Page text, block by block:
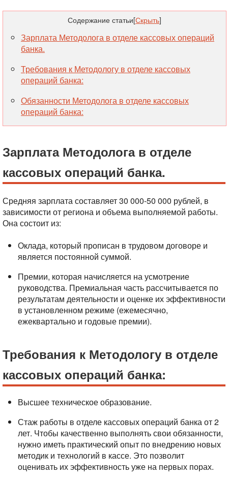
Содержание статьи[Скрыть]
Зарплата Методолога в отделе кассовых операций
банка.
Требования к Методологу в отделе кассовых
операций банка:
Обязанности Методолога в отделе кассовых
операций банка:
Зарплата Методолога в отделе
кассовых операций банка.
Средняя зарплата составляет 30 000-50 000 рублей, в
зависимости от региона и объема выполняемой работы.
Она состоит из:
Оклада, который прописан в трудовом договоре и
является постоянной суммой.
Премии, которая начисляется на усмотрение
руководства. Премиальная часть рассчитывается по
результатам деятельности и оценке их эффективности
в установленном режиме (ежемесячно,
ежеквартально и годовые премии).
Требования к Методологу в отделе
кассовых операций банка:
Высшее техническое образование.
Стаж работы в отделе кассовых операций банка от 2
лет. Чтобы качественно выполнять свои обязанности,
нужно иметь практический опыт по внедрению новых
методик и технологий в кассе. Это позволит
оценивать их эффективность уже на первых порах.